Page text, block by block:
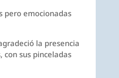
pero emocionadas
la presencia
con sus pinceladas